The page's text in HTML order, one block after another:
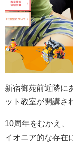
新宿御苑前近隣に
ット教室が開講さ
10周年をむかえ、
イオニア的な存在